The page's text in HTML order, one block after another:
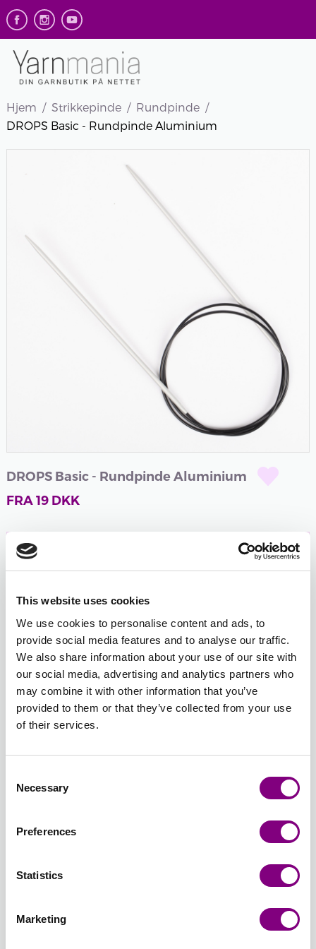
This website uses cookies
We use cookies to personalise content and ads, to
provide social media features and to analyse our traffic.
We also share information about your use of our site with
our social media, advertising and analytics partners who
may combine it with other information that you’ve
provided to them or that they’ve collected from your use
of their services.
Selection
Necessary
Preferences
Statistics
Marketing
Hjem Strikkepinde
Rundpinde
DROPS Basic - Rundpinde Aluminium
DROPS Basic - Rundpinde Aluminium
FRA19DKK
når du køber dette
dag og begynd at optjene!
DROPS Basic rundpinde i aluminium.læs mere
Længde Tykkelse
2.00 mm
læs mere